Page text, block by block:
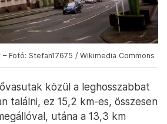
Fotó: Stefan17675 / Wikimedia Commons
közül a leghosszabbat
találni, ez 15,2 km-es, összesen
utána a 13,3 km